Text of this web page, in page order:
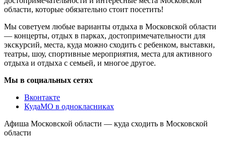
области, которые обязательно стоит посетить!
Мы советуем любые варианты отдыха в Московской области
— концерты, отдых в парках, достопримечательности для
экскурсий, места, куда можно сходить с ребенком, выставки,
театры, шоу, спортивные мероприятия, места для активного
отдыха и отдыха с семьей, и многое другое.
Мы в социальных сетях
Вконтакте
КудаМО в однокласниках
Афиша Московской области — куда сходить в Московской
области